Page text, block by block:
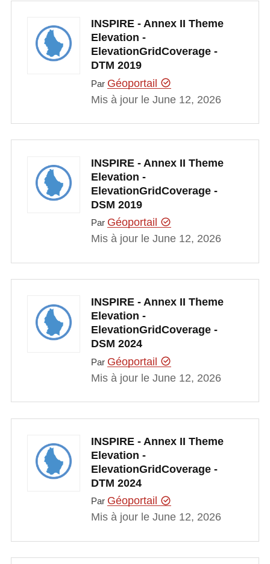
INSPIRE - Annex II Theme
Elevation -
ElevationGridCoverage -
DTM 2019
Par Géoportail
Mis à jour le June 12, 2026
INSPIRE - Annex II Theme
Elevation -
ElevationGridCoverage -
DSM 2019
Par Géoportail
Mis à jour le June 12, 2026
INSPIRE - Annex II Theme
Elevation -
ElevationGridCoverage -
DSM 2024
Par Géoportail
Mis à jour le June 12, 2026
INSPIRE - Annex II Theme
Elevation -
ElevationGridCoverage -
DTM 2024
Par Géoportail
Mis à jour le June 12, 2026